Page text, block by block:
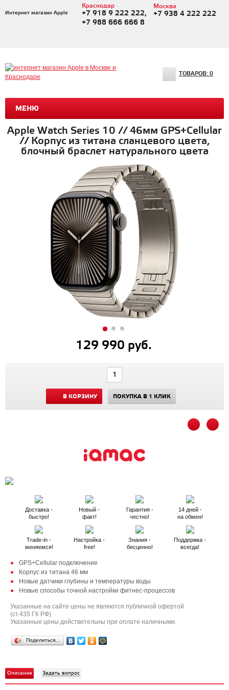
Интернет магазин Apple
Краснодар
+7 918 9 222 222,
+7 988 666 666 8
Москва
+7 938 4 222 222
МЕНЮ
ТОВАРОВ: 0
Apple Watch Series 10 // 46мм GPS+Cellular
// Корпус из титана сланцевого цвета,
блочный браслет натурального цвета
129 990 руб.
В КОРЗИНУ ПОКУПКА В 1 КЛИК
Доставка -
быстро!
Новый -
факт!
Гарантия -
честно!
14 дней -
на обмен!
Trade-in -
меняемся!
Настройка -
free!
Знания -
бесценно!
Поддержка -
всегда!
GPS+Cellular подключение
Корпус из титана 46 мм
Новые датчики глубины и температуры воды
Новые способы точной настройки фитнес-процессов
Указанные на сайте цены не являются публичной офертой
(ст.435 ГК РФ).
Указанные цены действительны при оплате наличными.
Поделиться…
Описание Задать вопрос